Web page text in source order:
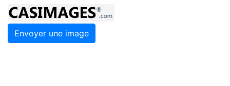
Envoyer une image